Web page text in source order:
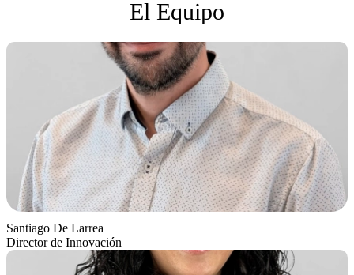
El Equipo
Santiago De Larrea
Director de Innovación